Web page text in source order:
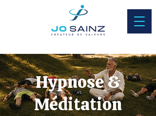
Hypnose &
Méditation